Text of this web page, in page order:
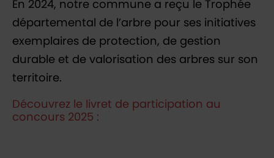
En 2024, notre commune a reçu le Trophée
départemental de l’arbre pour ses initiatives
exemplaires de protection, de gestion
durable et de valorisation des arbres sur son
territoire.
Découvrez le livret de participation au
concours 2025 :